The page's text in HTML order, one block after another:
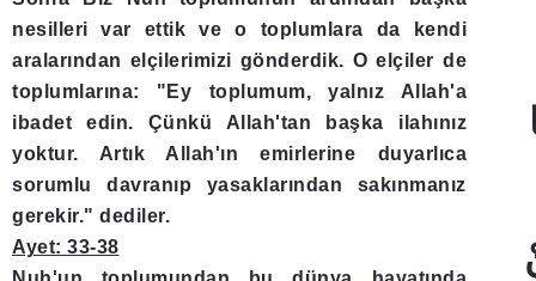
nesilleri var ettik ve o toplumlara da kendi
aralarından elçilerimizi gönderdik. O elçiler de
toplumlarına: "Ey toplumum, yalnız Allah'a
ibadet edin. Çünkü Allah'tan başka ilahınız
yoktur. Artık Allah'ın emirlerine duyarlıca
sorumlu davranıp yasaklarından sakınmanız
gerekir." dediler.
Ayet: 33-38